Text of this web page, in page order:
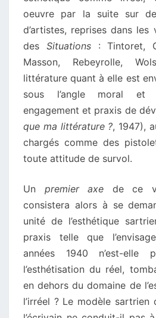
oeuvre par la suite sur
d’artistes, reprises dans les
des Situations: Tintoret,
Masson, Rebeyrolle,
littérature quant à elle est
sous l’angle moral et
engagement et praxis de
que ma littérature ?, 1947),
chargés comme des
toute attitude de survol.
Un premier axe de ce
consistera alors à se
unité de l’esthétique
praxis telle que
années 1940 n’est-
l’esthétisation du réel,
en dehors du domaine de
l’irréel ? Le modèle sartrien